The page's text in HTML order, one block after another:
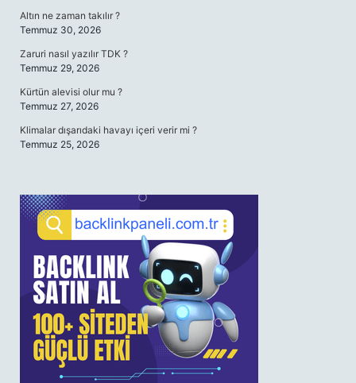
Altın ne zaman takılır ?
Temmuz 30, 2026
Zaruri nasıl yazılır TDK ?
Temmuz 29, 2026
Kürtün alevisi olur mu ?
Temmuz 27, 2026
Klimalar dışarıdaki havayı içeri verir mi ?
Temmuz 25, 2026